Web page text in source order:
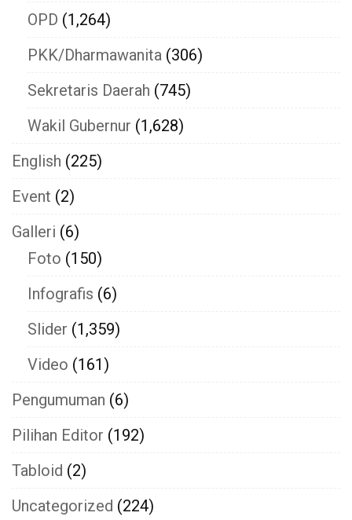
OPD (1,264)
PKK/Dharmawanita (306)
Sekretaris Daerah (745)
Wakil Gubernur (1,628)
English (225)
Event (2)
Galleri (6)
Foto (150)
Infografis (6)
Slider (1,359)
Video (161)
Pengumuman (6)
Pilihan Editor (192)
Tabloid (2)
Uncategorized (224)